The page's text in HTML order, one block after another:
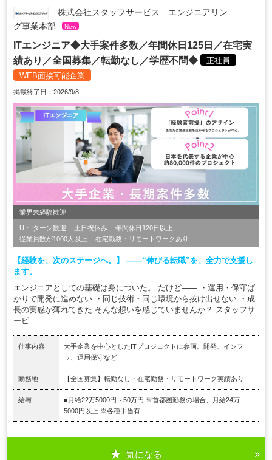
株式会社スタッフサービス エンジニアリン
グ事業本部
New
ITエンジニア◆大手案件多数／年間休日125日／在宅実
績あり／全国募集／転勤なし／学歴不問◆
正社員
WEB面接可能企業
掲載終了日：2026/9/8
業界未経験歓迎
U・Iターン歓迎 土日祝休み
年間休日120日以上
従業員数が1000人以上
在宅勤務・リモートワークあり
【経験を、次のステージへ。】 ――“伸びる転職”を、全力で支援し
ます。
エンジニアとしての基礎は身についた。 だけど―― ・運用・保守ば
かりで開発に進めない ・同じ技術・同じ環境から抜け出せない ・成
長の実感が薄れてきた そんな想いを感じていませんか？ スタッフサ
ービ...
仕事内容
大手企業を中心としたITプロジェクトに参画。開発、インフ
ラ、運用保守など
勤務地 【全国募集】転勤なし・在宅勤務・リモートワーク実績あり
給与
■月給22万5000円～50万円 ※首都圏勤務の場合、月給24万
5000円以上 ※各種手当有 ...
気になる